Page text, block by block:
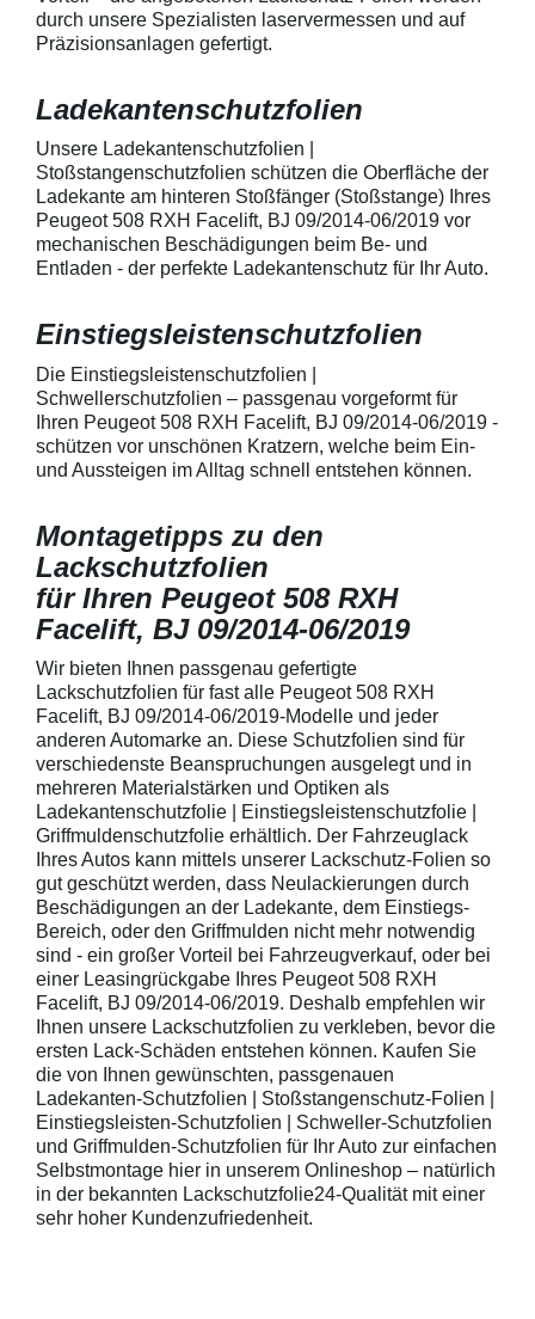
geeignet zum Schutz von
Fahrzeugkarosserien gegen
mechanische Einwirkung am
Fahrzeugkarosserien und
mechanische Einwirkung
entwickeltStärke der Folie beträgt
150 µmSchützt den wertvollen
Lack in der GriffmuldenKeine
unschönen Kratzer durch
Fingenägel oder Ringe in den
GriffmuldenSpezielle Vinylfolie mit
bestmöglichem Schutz gegen
kontaktieren
telefonisch.
geeignet zum
mechanische
zum Schutz von
150 µmSchützt
Lack in der
Fingenägel
bestmöglichem
Kratzer und
Fahrzeuglack
durch unsere Spezialisten laservermessen und auf
Präzisionsanlagen gefertigt.
Ladekantenschutzfolien
Unsere Ladekantenschutzfolien |
Stoßstangenschutzfolien schützen die Oberfläche der
Ladekante am hinteren Stoßfänger (Stoßstange) Ihres
Peugeot 508 RXH Facelift, BJ 09/2014-06/2019 vor
mechanischen Beschädigungen beim Be- und
Entladen - der perfekte Ladekantenschutz für Ihr Auto.
Einstiegsleistenschutzfolien
Die Einstiegsleistenschutzfolien |
Schwellerschutzfolien – passgenau vorgeformt für
Ihren Peugeot 508 RXH Facelift, BJ 09/2014-06/2019 -
schützen vor unschönen Kratzern, welche beim Ein-
und Aussteigen im Alltag schnell entstehen können.
Montagetipps zu den
Lackschutzfolien
für Ihren Peugeot 508 RXH
Facelift, BJ 09/2014-06/2019
Wir bieten Ihnen passgenau gefertigte
Lackschutzfolien für fast alle Peugeot 508 RXH
Facelift, BJ 09/2014-06/2019-Modelle und jeder
anderen Automarke an. Diese Schutzfolien sind für
verschiedenste Beanspruchungen ausgelegt und in
mehreren Materialstärken und Optiken als
Ladekantenschutzfolie | Einstiegsleistenschutzfolie |
Griffmuldenschutzfolie erhältlich. Der Fahrzeuglack
Ihres Autos kann mittels unserer Lackschutz-Folien so
gut geschützt werden, dass Neulackierungen durch
Beschädigungen an der Ladekante, dem Einstiegs-
Bereich, oder den Griffmulden nicht mehr notwendig
sind - ein großer Vorteil bei Fahrzeugverkauf, oder bei
einer Leasingrückgabe Ihres Peugeot 508 RXH
Facelift, BJ 09/2014-06/2019. Deshalb empfehlen wir
Ihnen unsere Lackschutzfolien zu verkleben, bevor die
ersten Lack-Schäden entstehen können. Kaufen Sie
die von Ihnen gewünschten, passgenauen
Ladekanten-Schutzfolien | Stoßstangenschutz-Folien |
Einstiegsleisten-Schutzfolien | Schweller-Schutzfolien
und Griffmulden-Schutzfolien für Ihr Auto zur einfachen
Selbstmontage hier in unserem Onlineshop – natürlich
in der bekannten Lackschutzfolie24-Qualität mit einer
sehr hoher Kundenzufriedenheit.